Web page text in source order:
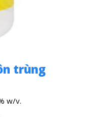
trùng
w/v.